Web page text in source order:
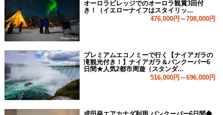
オーロラビレッジでのオーロラ観賞3回付
き！（イエローナイフはスタイリッ...
476,000円～708,000円
プレミアムエコノミーで行く【ナイアガラの
滝観光付き！】ナイアガラ＆バンクーバー6
日間★人気2都市周遊（スタンダ...
516,000円～696,000円